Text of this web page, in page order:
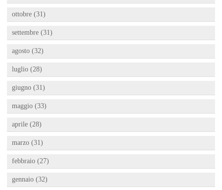
ottobre (31)
settembre (31)
agosto (32)
luglio (28)
giugno (31)
maggio (33)
aprile (28)
marzo (31)
febbraio (27)
gennaio (32)